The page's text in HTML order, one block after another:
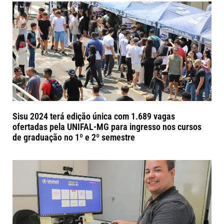
Sisu 2024 terá edição única com 1.689 vagas
ofertadas pela UNIFAL-MG para ingresso nos cursos
de graduação no 1º e 2º semestre